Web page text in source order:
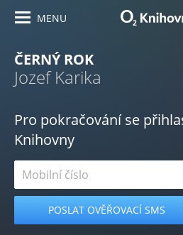
MENU
ČERNÝ ROK
Jozef Karika
Pro pokračování se
Knihovny